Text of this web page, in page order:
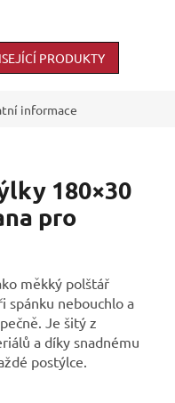
PRODUKTY
informace
180×30
pro
měkký polštář
spánku nebouchlo a
Je šitý z
a díky snadnému
postýlce.